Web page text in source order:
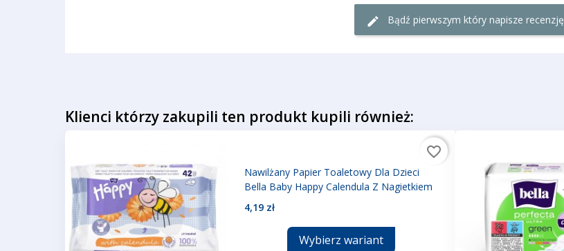
Bądź pierwszym który napisze recenzję
Klienci którzy zakupili ten produkt kupili również:
Nawilżany Papier Toaletowy Dla Dzieci
Bella Baby Happy Calendula Z Nagietkiem
4,19 zł
Wybierz wariant
favorite_border